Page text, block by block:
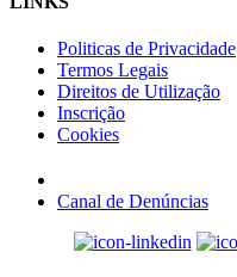
Politicas de Privacidade
Termos Legais
Direitos de Utilização
Inscrição
Cookies
Canal de Denúncias